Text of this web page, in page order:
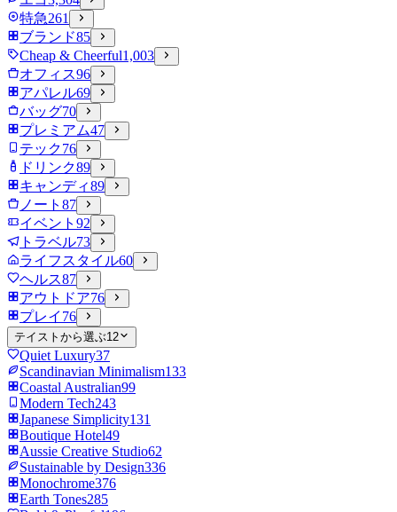
特急261
ブランド85
Cheap & Cheerful1,003
オフィス96
アパレル69
バッグ70
プレミアム47
テック76
ドリンク89
キャンディ89
ノート 87
イベント 92
トラベル73
ライフスタイル60
ヘルス87
アウトドア76
プレイ 76
テイストから選ぶ12
Quiet Luxury37
Scandinavian Minimalism133
Coastal Australian99
Modern Tech243
Japanese Simplicity131
Boutique Hotel49
Aussie Creative Studio62
Sustainable by Design336
Monochrome376
Earth Tones285